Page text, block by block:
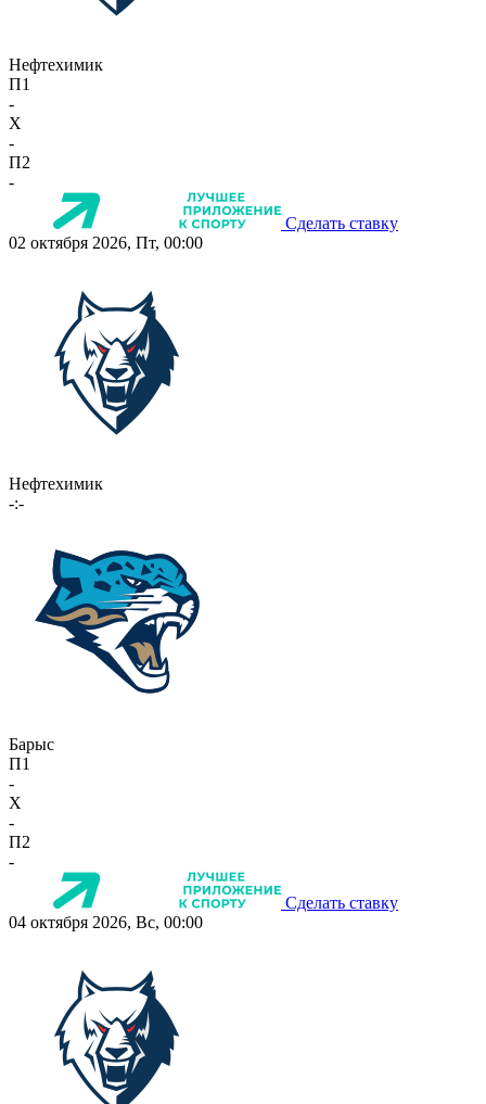
Нефтехимик
П1
-
X
-
П2
-
Сделать ставку
02 октября 2026, Пт, 00:00
Нефтехимик
-:-
Барыс
П1
-
X
-
П2
-
Сделать ставку
04 октября 2026, Вс, 00:00